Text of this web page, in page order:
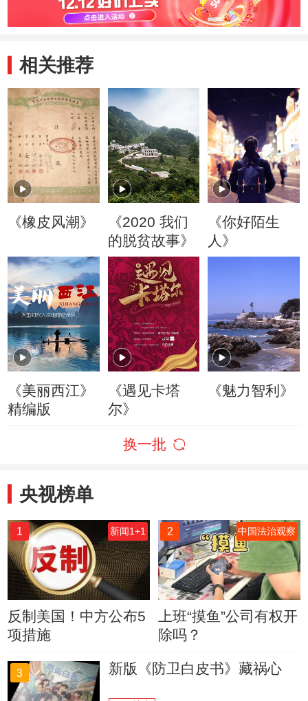
相关推荐
《橡皮风潮》
《2020 我们
的脱贫故事》
《你好陌生
人》
《美丽西江》
精编版
《遇见卡塔
尔》
《魅力智利》
换一批
央视榜单
1 新闻1+1
反制美国！中方公布5
项措施
2 中国法治观察
上班“摸鱼”公司有权开
除吗？
3 新版《防卫白皮书》藏祸心